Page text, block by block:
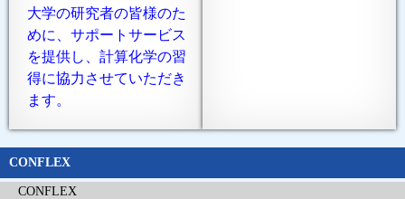
大学の研究者の皆様のた
めに、サポートサービス
を提供し、計算化学の習
得に協力させていただき
ます。
CONFLEX
CONFLEX